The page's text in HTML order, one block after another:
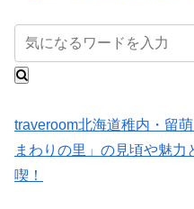
traveroom北海道稚内・留
まわりの里」の見頃や魅
喫！